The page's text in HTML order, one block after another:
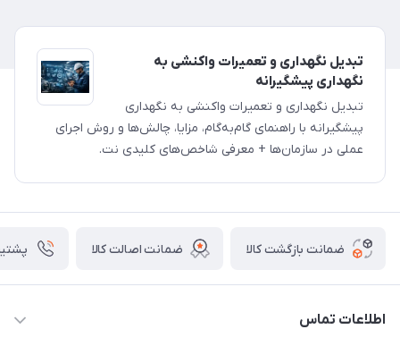
تبدیل نگهداری و تعمیرات واکنشی به
نگهداری پیشگیرانه
تبدیل نگهداری و تعمیرات واکنشی به نگهداری
پیشگیرانه با راهنمای گام‌به‌گام، مزایا، چالش‌ها و روش اجرای
عملی در سازمان‌ها + معرفی شاخص‌های کلیدی نت.
ضمانت بازگشت کالا ضمانت اصالت کالا
اطلاعات تماس